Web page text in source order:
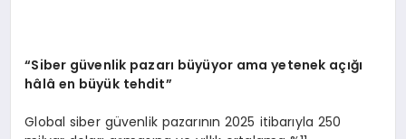
“Siber güvenlik pazarı büyüyor ama yetenek açığı
hâlâ en büyük tehdit”
Global siber güvenlik pazarının 2025 itibarıyla 250